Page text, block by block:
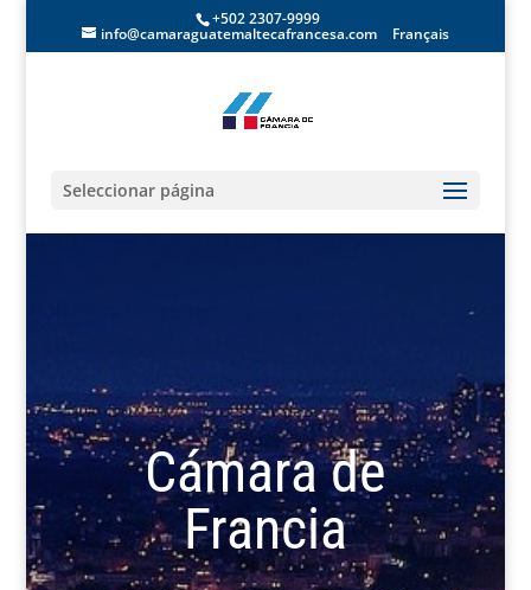
+502 2307-9999
info@camaraguatemaltecafrancesa.com Français
Seleccionar página
Cámara de
Francia